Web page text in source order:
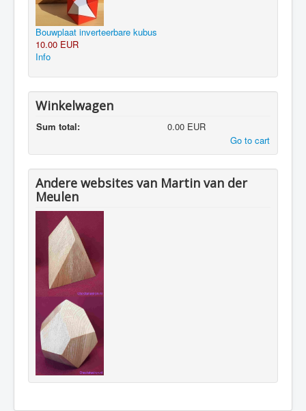
Bouwplaat inverteerbare kubus
10.00 EUR
Info
Winkelwagen
Sum total:
0.00 EUR
Go to cart
Andere websites van Martin van der
Meulen